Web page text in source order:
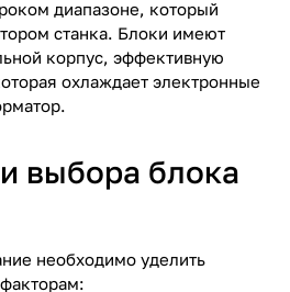
диапазоне, который
станка. Блоки имеют
корпус, эффективную
охлаждает электронные
выбора блока
необходимо уделить